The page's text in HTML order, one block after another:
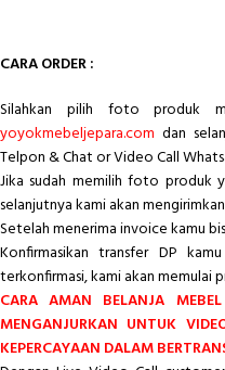
CARA ORDER :
Silahkan pilih foto produk
yoyokmebeljepara.com dan
Telpon & Chat or Video Call
Jika sudah memilih foto produk
selanjutnya kami akan
Setelah menerima invoice kamu
Konfirmasikan transfer DP
terkonfirmasi, kami akan memulai
CARA AMAN BELANJA
MENGANJURKAN UNTUK
KEPERCAYAAN DALAM